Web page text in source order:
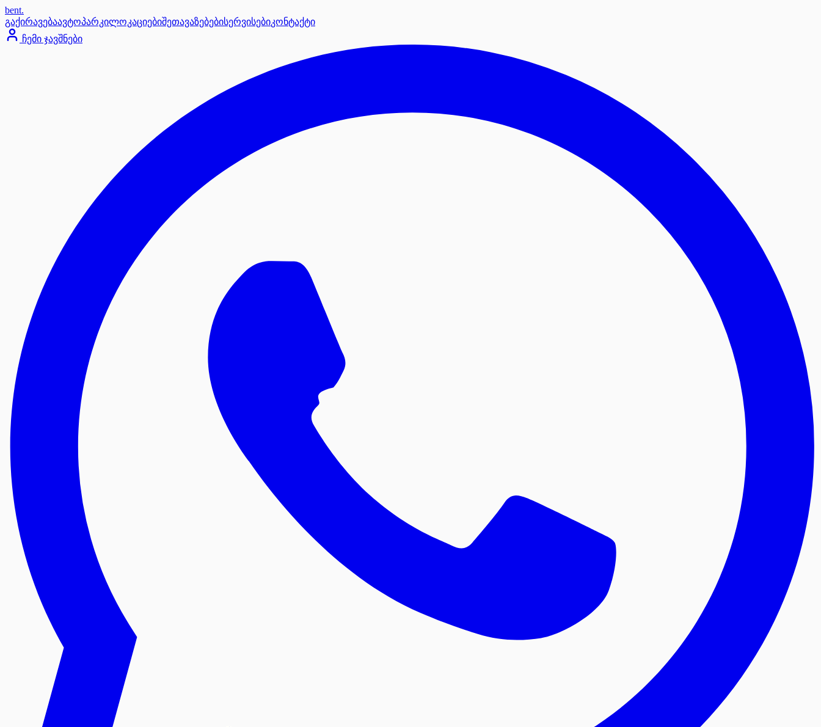
bent.
გაქირავებაავტოპარკილოკაციებიშეთავაზებებისერვისებიკონტაქტი
ჩემი ჯავშნები